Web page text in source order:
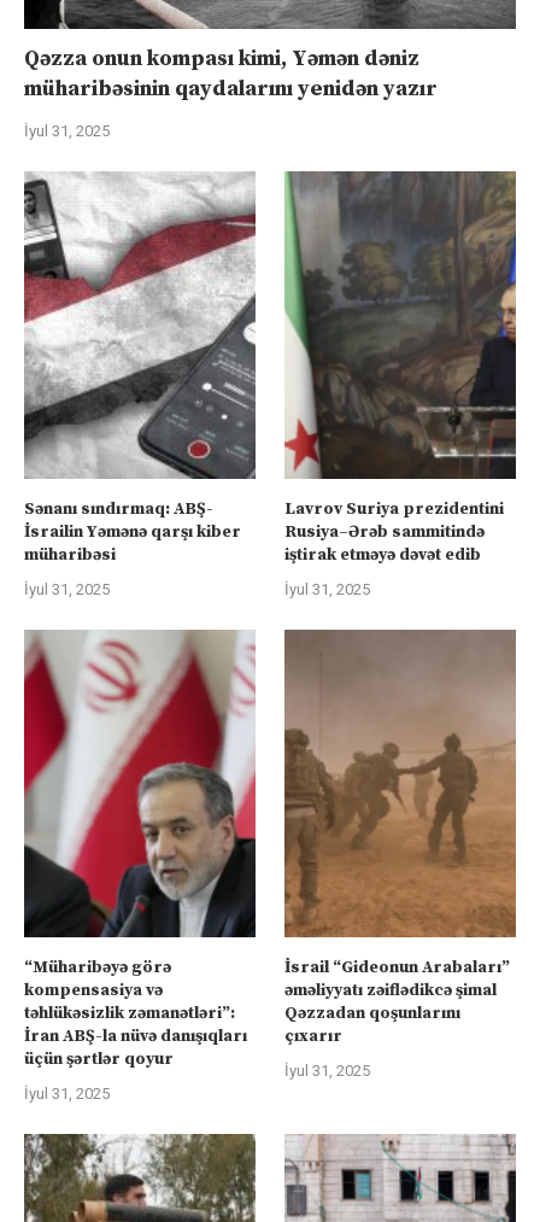
Qəzza onun kompası kimi, Yəmən dəniz
müharibəsinin qaydalarını yenidən yazır
İyul 31, 2025
Sənanı sındırmaq: ABŞ-
İsrailin Yəmənə qarşı kiber
müharibəsi
İyul 31, 2025
Lavrov Suriya prezidentini
Rusiya–Ərəb sammitində
iştirak etməyə dəvət edib
İyul 31, 2025
“Müharibəyə görə
kompensasiya və
təhlükəsizlik zəmanətləri”:
İran ABŞ-la nüvə danışıqları
üçün şərtlər qoyur
İyul 31, 2025
İsrail “Gideonun Arabaları”
əməliyyatı zəiflədikcə şimal
Qəzzadan qoşunlarını
çıxarır
İyul 31, 2025